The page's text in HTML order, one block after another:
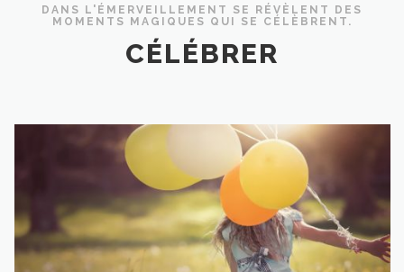
DANS L'ÉMERVEILLEMENT SE RÉVÈLENT DES
MOMENTS MAGIQUES QUI SE CÉLÈBRENT.
CÉLÉBRER